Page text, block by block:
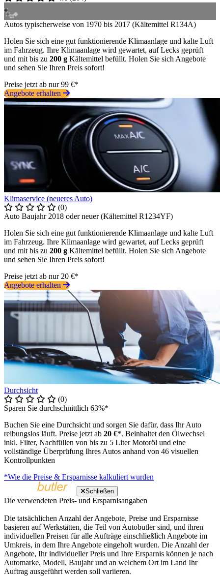
Autos typischerweise von 1970 bis 2017 (Kältemittel R134A)
Holen Sie sich eine gut funktionierende Klimaanlage und kalte Luft
im Fahrzeug. Ihre Klimaanlage wird gewartet, auf Lecks geprüft
und mit bis zu 200 g Kältemittel befüllt. Holen Sie sich Angebote
und sehen Sie Ihren Preis sofort!
Preise jetzt ab nur 99 €*
Angebote erhalten
Klimaservice (neueres Auto)
(0)
Auto Baujahr 2018 oder neuer (Kältemittel R1234YF)
Holen Sie sich eine gut funktionierende Klimaanlage und kalte Luft
im Fahrzeug. Ihre Klimaanlage wird gewartet, auf Lecks geprüft
und mit bis zu 200 g Kältemittel befüllt. Holen Sie sich Angebote
und sehen Sie Ihren Preis sofort!
Preise jetzt ab nur 20 €*
Angebote erhalten
Durchsicht
(0)
Sparen Sie durchschnittlich 63%*
Buchen Sie eine Durchsicht und sorgen Sie dafür, dass Ihr Auto
reibungslos läuft. Preise jetzt ab 20 €*. Beinhaltet den Ölwechsel
inkl. Filter, Nachfüllen von bis zu 5 Liter Motoröl und eine
vollständige Überprüfung Ihres Autos anhand von 46 visuellen
Kontrollpunkten
*Wie die Preise & Ersparnisse kalkuliert wurden
Schließen
Die verwendeten Preis- und Ersparnisangaben
Die tatsächlichen Anzahl der Angebote, Preise und Ersparnisse
basieren auf Werkstätten, die Teil von Autobutler sind, und ihren
individuellen Preisen für alle Aufträge einschließlich Angebote im
Umkreis, in dem Ihre Angebote eingeholt wurden. Die Anzahl der
Angebote, Ihr individueller Preis und Ihre Ersparnis können je nach
Automarke, Modell, Baujahr und an welchem Ort im Land Ihr
Auftrag ausgeführt werden soll variieren.